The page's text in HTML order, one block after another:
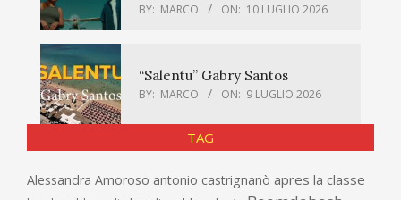
BY: MARCO ON: 10 LUGLIO 2026
“Salentu” Gabry Santos
BY: MARCO ON: 9 LUGLIO 2026
TAG
Alessandra Amoroso antonio castrignanò apres la classe